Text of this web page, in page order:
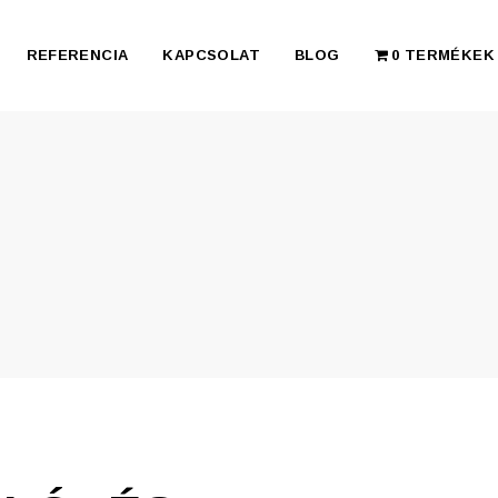
REFERENCIA KAPCSOLAT BLOG 0 TERMÉKEK